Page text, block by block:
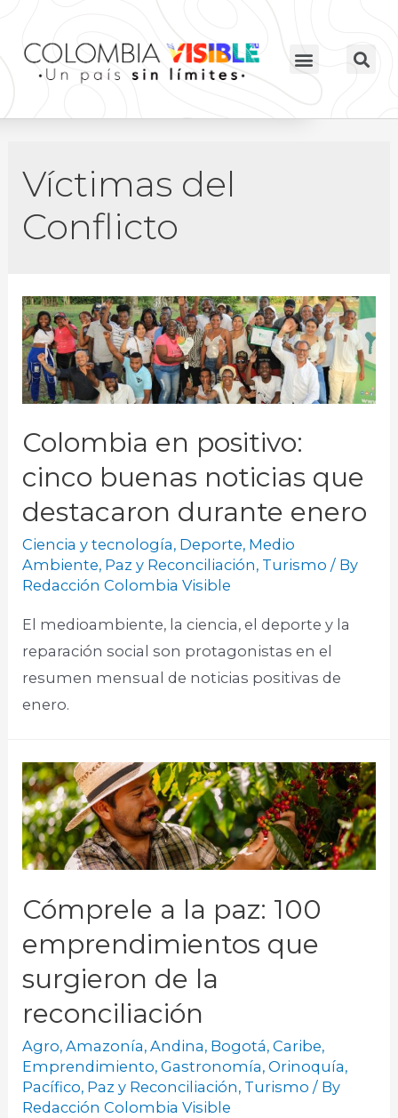
Víctimas del
Conflicto
Colombia en positivo:
cinco buenas noticias que
destacaron durante enero
Ciencia y tecnología, Deporte, Medio
Ambiente, Paz y Reconciliación, Turismo / By
Redacción Colombia Visible
El medioambiente, la ciencia, el deporte y la
reparación social son protagonistas en el
resumen mensual de noticias positivas de
enero.​
Cómprele a la paz: 100
emprendimientos que
surgieron de la
reconciliación
Agro,Amazonía,Andina, Bogotá,Caribe,
Emprendimiento,Gastronomía,Orinoquía,
Pacífico, Paz y Reconciliación, Turismo / By
Redacción Colombia Visible